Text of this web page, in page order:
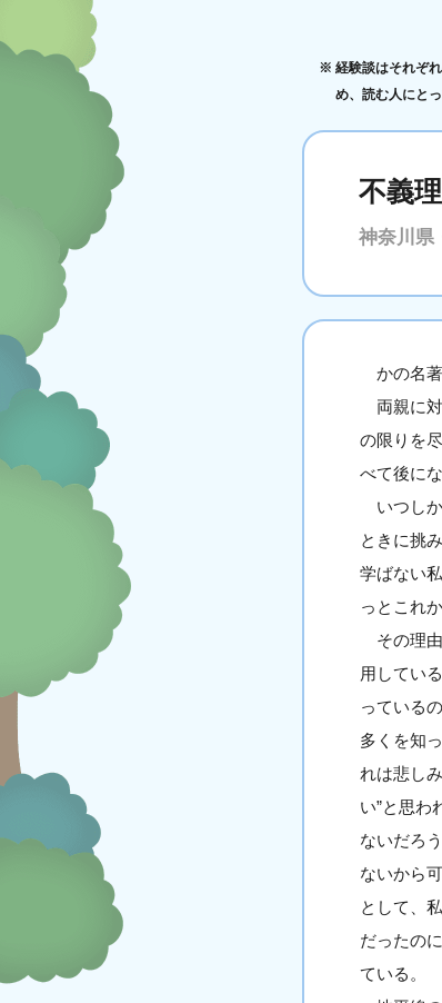
経験談はそれぞ
め、読む人にと
不義
神奈川県
かの名著
両親に
の限りを
べて後に
いつしか
ときに挑
学ばない
っとこれ
その理由
用してい
っている
多くを知
れは悲し
い”と思わ
ないだろ
ないから
として、
だったの
ている。